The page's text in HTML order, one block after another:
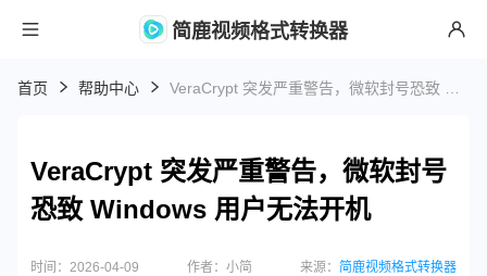
简鹿视频格式转换器
首页 帮助中心
VeraCrypt 突发严重警告，微软封号
恐致 Windows 用户无法开机
时间：2026-04-09 作者：小简 来源： 简鹿视频格式转换器